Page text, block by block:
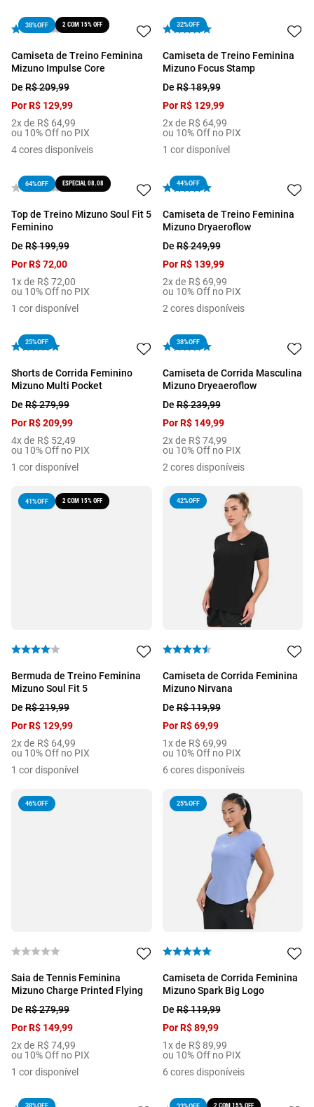
38%OFF 2 COM 15% OFF
Camiseta de Treino Feminina
Mizuno Impulse Core
De R$209,99
PorR$ 129,99
2x de R$ 64,99
ou 10% Off no PIX
4cores disponíveis
32%OFF
Camiseta de Treino Feminina
Mizuno Focus Stamp
DeR$189,99
PorR$ 129,99
2x de R$ 64,99
ou 10% Off no PIX
1 cor disponível
64%OFF ESPECIAL 08.08
Top de Treino Mizuno Soul Fit 5
Feminino
De R$199,99
PorR$72,00
1x de R$ 72,00
ou 10% Off no PIX
1 cor disponível
44%OFF
Camiseta de Treino Feminina
Mizuno Dryaeroflow
DeR$249,99
PorR$ 139,99
2x de R$ 69,99
ou 10% Off no PIX
2 cores disponíveis
25%OFF
Shorts de Corrida Feminino
Mizuno Multi Pocket
De R$279,99
PorR$209,99
4x de R$ 52,49
ou 10% Off no PIX
1 cor disponível
38%OFF
Camiseta de Corrida Masculina
Mizuno Dryeaeroflow
DeR$239,99
PorR$ 149,99
2x de R$ 74,99
ou 10% Off no PIX
2 cores disponíveis
41%OFF 2 COM 15% OFF
Bermuda de Treino Feminina
Mizuno Soul Fit 5
De R$219,99
PorR$ 129,99
2x de R$ 64,99
ou 10% Off no PIX
1 cor disponível
42%OFF
Camiseta de Corrida Feminina
Mizuno Nirvana
DeR$119,99
PorR$ 69,99
1x de R$ 69,99
ou 10% Off no PIX
6 cores disponíveis
46%OFF
Saia de Tennis Feminina
Mizuno Charge Printed Flying
De R$279,99
PorR$ 149,99
2x de R$ 74,99
ou 10% Off no PIX
1 cor disponível
25%OFF
Camiseta de Corrida Feminina
Mizuno Spark Big Logo
DeR$119,99
PorR$ 89,99
1x de R$ 89,99
ou 10% Off no PIX
6 cores disponíveis